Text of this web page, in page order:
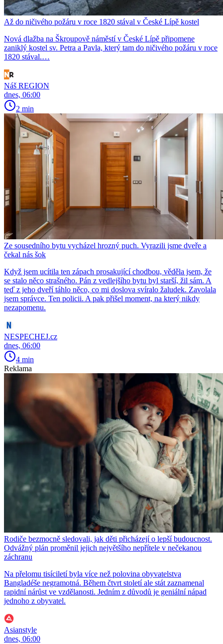
Až do ničivého požáru v roce 1820 stával v České Lípě kostel
Nová dlažba na Škroupově náměstí v České Lípě připomene
zaniklý kostel sv. Petra a Pavla, který tam do ničivého požáru v roce
1820 stával.…
Náš REGION
dnes, 06:00
2 min
Ze sousedního bytu vycházel hrozný puch. Vyrazili jsme dveře a
čekal nás šok
Když jsem ucítila ten zápach prosakující chodbou, věděla jsem, že
se stalo něco strašného. Pán z vedlejšího bytu byl starší, žil sám. A
teď z jeho dveří táhlo něco, co mi doslova svíralo žaludek. Zavolala
jsem správce. Ten policii. A pak přišel moment, na který nikdy
nezapomenu.
NESPECHEJ.cz
dnes, 06:00
4 min
Reklama
Rodiče bezmocně sledovali, jak děti přicházejí o lepší budoucnost.
Odvážný plán proměnil jejich největšího nepřítele v nečekanou
záchranu
Na přelomu tisíciletí byla více než polovina obyvatelstva
Bangladéše negramotná. Během čtvrt století ale stát zaznamenal
rapidní nárůst ve vzdělanosti. Jedním z důvodů je geniální nápad
jednoho z obyvatel.
Asianstyle
dnes, 06:00